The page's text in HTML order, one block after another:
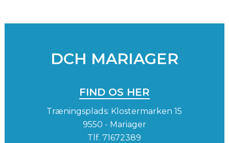
DCH MARIAGER
FIND OS HER
Træningsplads: Klostermarken 15
9550 - Mariager
Tlf.71672389